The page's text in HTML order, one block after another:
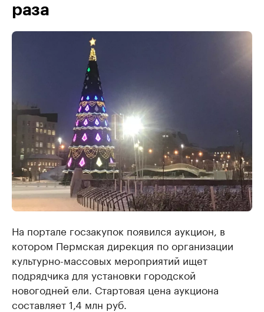
раза
На портале госзакупок появился аукцион, в
котором Пермская дирекция по организации
культурно-массовых мероприятий ищет
подрядчика для установки городской
новогодней ели. Стартовая цена аукциона
составляет 1,4 млн руб.